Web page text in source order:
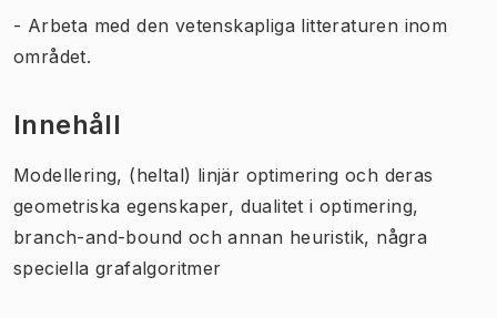
- Arbeta med den vetenskapliga litteraturen inom
området.
Innehåll
Modellering, (heltal) linjär optimering och deras
geometriska egenskaper, dualitet i optimering,
branch-and-bound och annan heuristik, några
speciella grafalgoritmer